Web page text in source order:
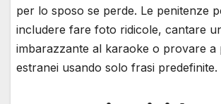
per lo sposo se perde. Le penitenze
includere fare foto ridicole, cantare
imbarazzante al karaoke o provare a
estranei usando solo frasi predefinite.